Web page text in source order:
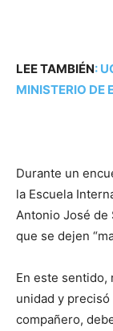
LEE TAMBIÉN:
MINISTERIO DE
Durante un
la Escuela
Antonio José de
que se dejen
En este
unidad y
compañero,